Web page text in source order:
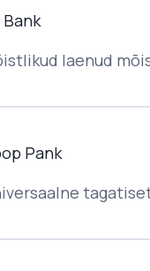
Bank
laenud
Pank